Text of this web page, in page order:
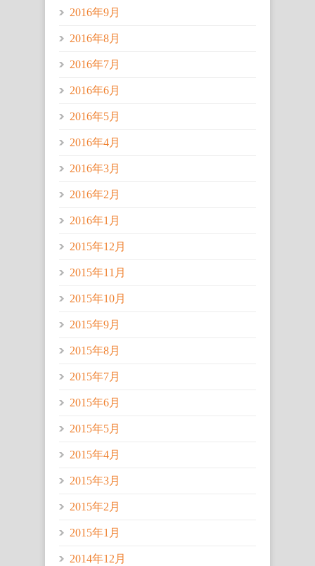
2016年9月
2016年8月
2016年7月
2016年6月
2016年5月
2016年4月
2016年3月
2016年2月
2016年1月
2015年12月
2015年11月
2015年10月
2015年9月
2015年8月
2015年7月
2015年6月
2015年5月
2015年4月
2015年3月
2015年2月
2015年1月
2014年12月